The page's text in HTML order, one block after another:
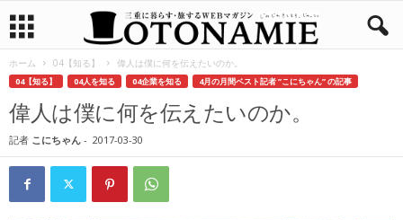
ホーム 04【知る】 偉人は僕に何を伝えたいのか。
04【知る】 04人を知る 04企業を知る 4月の月間ベスト記者 ”こにちゃん” の記事
偉人は僕に何を伝えたいのか。
記者 こにちゃん - 2017-03-30